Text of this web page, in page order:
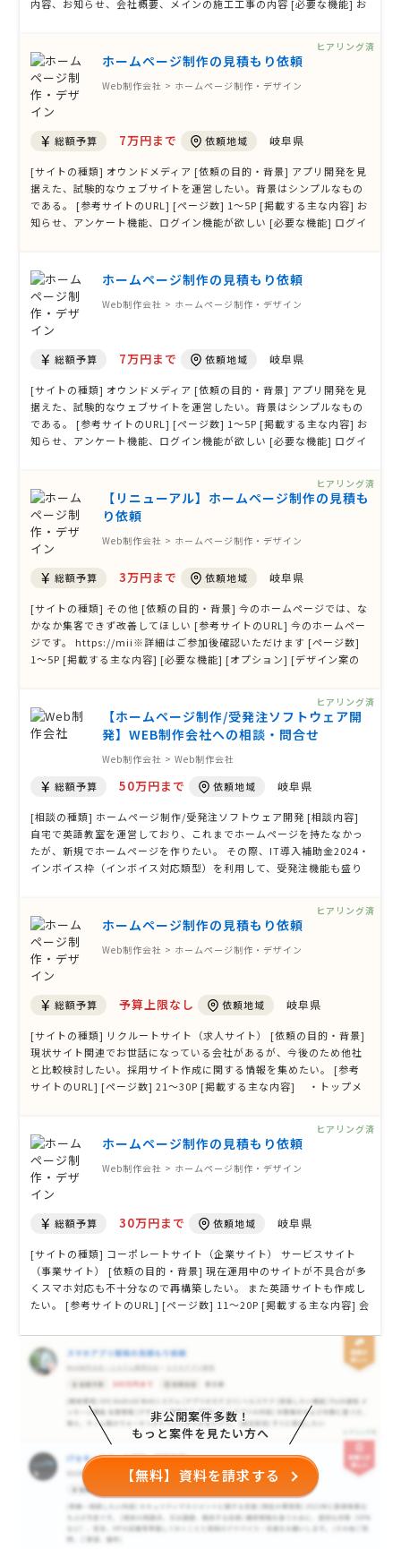
内容、お知らせ、会社概要、メインの施工工事の内容 [必要な機能] お
ホームページ制作の見積もり依頼
Web制作会社 > ホームページ制作・デザイン
総額予算 7万円まで 依頼地域 岐阜県
[サイトの種類] オウンドメディア [依頼の目的・背景] アプリ開発を見
据えた、試験的なウェブサイトを運営したい。背景はシンプルなもの
である。 [参考サイトのURL] [ページ数] 1〜5P [掲載する主な内容] お
知らせ、アンケート機能、ログイン機能が欲しい [必要な機能] ログイ
ヒアリング済
ホームページ制作の見積もり依頼
Web制作会社 > ホームページ制作・デザイン
総額予算 7万円まで 依頼地域 岐阜県
[サイトの種類] オウンドメディア [依頼の目的・背景] アプリ開発を見
据えた、試験的なウェブサイトを運営したい。背景はシンプルなもの
である。 [参考サイトのURL] [ページ数] 1〜5P [掲載する主な内容] お
知らせ、アンケート機能、ログイン機能が欲しい [必要な機能] ログイ
【リニューアル】ホームページ制作の見積も
り依頼
Web制作会社 > ホームページ制作・デザイン
総額予算 3万円まで 依頼地域 岐阜県
[サイトの種類] その他 [依頼の目的・背景] 今のホームページでは、な
かなか集客できず改善してほしい [参考サイトのURL] 今のホームペー
ジです。 https://mii※詳細はご参加後確認いただけます [ページ数]
1〜5P [掲載する主な内容] [必要な機能] [オプション] [デザイン案の
ヒアリング済
【ホームページ制作/受発注ソフトウェア開
発】WEB制作会社への相談・問合せ
Web制作会社 > Web制作会社
総額予算 50万円まで 依頼地域 岐阜県
[相談の種類] ホームページ制作/受発注ソフトウェア開発 [相談内容]
自宅で英語教室を運営しており、これまでホームページを持たなかっ
たが、新規でホームページを作りたい。 その際、IT導入補助金2024・
インボイス枠（インボイス対応類型）を利用して、受発注機能も盛り
を探しています。3/29締 …
ヒアリング済
ホームページ制作の見積もり依頼
Web制作会社 > ホームページ制作・デザイン
総額予算 予算上限なし 依頼地域 岐阜県
[サイトの種類] リクルートサイト（求人サイト） [依頼の目的・背景]
現状サイト関連でお世話になっている会社があるが、今後のため他社
と比較検討したい。採用サイト作成に関する情報を集めたい。 [参考
サイトのURL] [ページ数] 21〜30P [掲載する主な内容] ・トップメ
生、所員同士の交流 …
ヒアリング済
ホームページ制作の見積もり依頼
Web制作会社 > ホームページ制作・デザイン
総額予算 30万円まで 依頼地域 岐阜県
[サイトの種類] コーポレートサイト（企業サイト） サービスサイト
（事業サイト） [依頼の目的・背景] 現在運用中のサイトが不具合が多
くスマホ対応も不十分なので再構築したい。 また英語サイトも作成し
たい。 [参考サイトのURL] [ページ数] 11〜20P [掲載する主な内容] 会
頼フォーム [必要な機能] お問合せフォーム ページ管理機能 [オプショ
ン] スマ …
ヒアリング済
非公開案件多数！
もっと案件を見たい方へ
【無料】資料を請求する